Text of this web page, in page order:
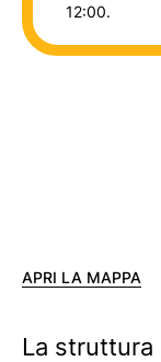
APRI LA MAPPA
La struttura
12:00.